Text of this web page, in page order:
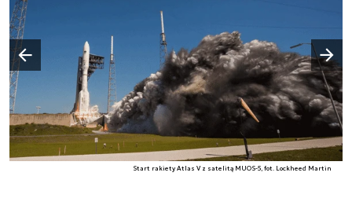
Start rakiety Atlas V z satelitą MUOS-5, fot. Lockheed Martin
Poprzedni slajd
Następny slajd